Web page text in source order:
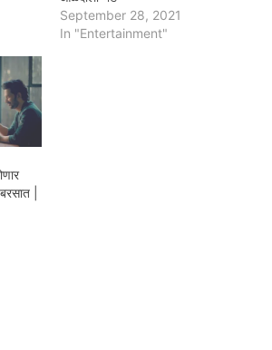
September 28, 2021
In "Entertainment"
|